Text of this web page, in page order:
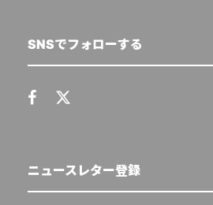
SNSでフォローする
ニュースレター登録